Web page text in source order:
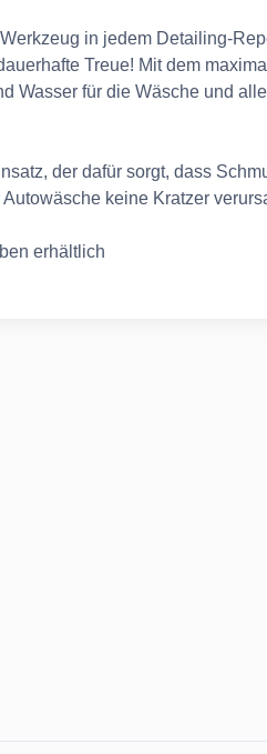
in jedem Detailing-
Treue! Mit dem
Wasser für die Wäsche und
der dafür sorgt, dass
keine Kratzer
erhältlich